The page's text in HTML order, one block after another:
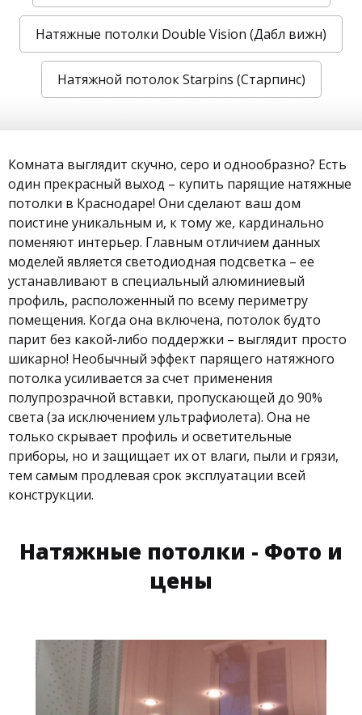
Натяжные потолки Double Vision (Дабл вижн)
Натяжной потолок Starpins (Старпинс)
Комната выглядит скучно, серо и однообразно? Есть
один прекрасный выход – купить парящие натяжные
потолки в Краснодаре! Они сделают ваш дом
поистине уникальным и, к тому же, кардинально
поменяют интерьер. Главным отличием данных
моделей является светодиодная подсветка – ее
устанавливают в специальный алюминиевый
профиль, расположенный по всему периметру
помещения. Когда она включена, потолок будто
парит без какой-либо поддержки – выглядит просто
шикарно! Необычный эффект парящего натяжного
потолка усиливается за счет применения
полупрозрачной вставки, пропускающей до 90%
света (за исключением ультрафиолета). Она не
только скрывает профиль и осветительные
приборы, но и защищает их от влаги, пыли и грязи,
тем самым продлевая срок эксплуатации всей
конструкции.
Натяжные потолки - Фото и
цены